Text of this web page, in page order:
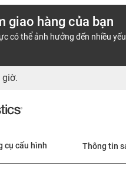
giao hàng của bạn
có thể ảnh hưởng đến nhiều
giờ.
cụ cấu hình Thông tin